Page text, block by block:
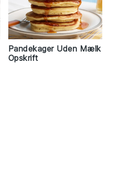
Pandekager Uden Mælk
Opskrift